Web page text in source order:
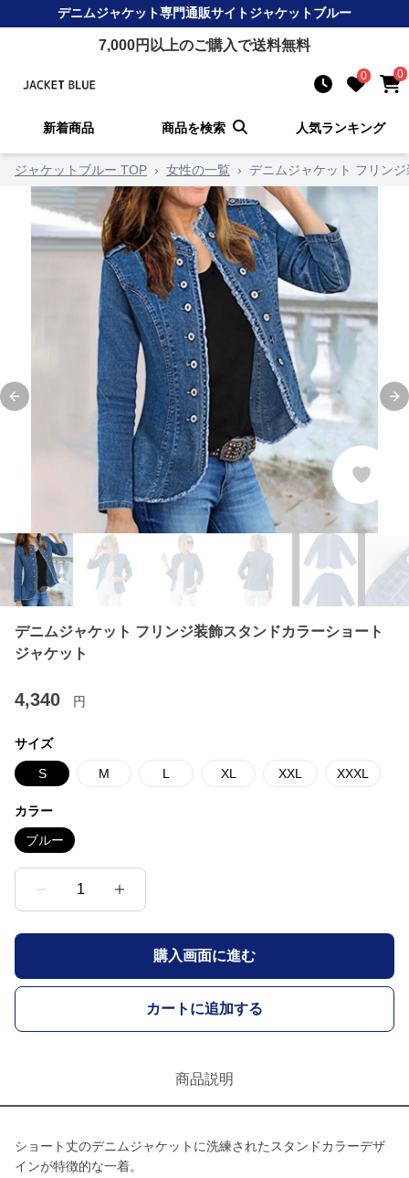
デニムジャケット専門通販サイトジャケットブルー
7,000円以上のご購入で送料無料
0 0
新着商品 商品を検索 人気ランキング
ジャケットブルー TOP › 女性の一覧 › デニムジャケット フリン
Previous slide
デニムジャケット フリンジ装飾スタンドカラーショート
ジャケット
4,340 円
サイズ
S M L XL XXL XXXL
カラー
ブルー
1
購入画面に進む
カートに追加する
商品説明
ショート丈のデニムジャケットに洗練されたスタンドカラーデザ
インが特徴的な一着。